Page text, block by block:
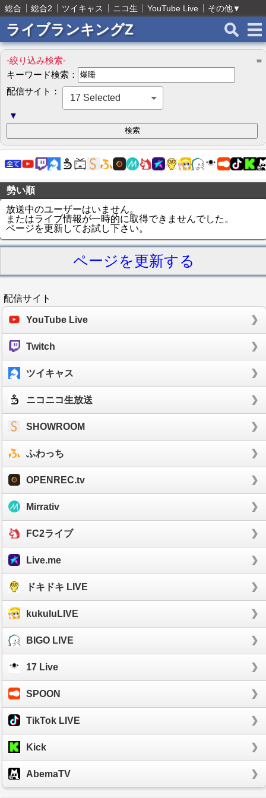
総合 総合2 ツイキャス ニコ生 YouTube Live その他▼
ライブランキングZ
-絞り込み検索-
＝
キーワード検索：
配信サイト：
17 Selected
▼
勢い順
放送中のユーザーはいません。
またはライブ情報が一時的に取得できませんでした。
ページを更新してお試し下さい。
ページを更新する
配信サイト
YouTube Live
Twitch
ツイキャス
ニコニコ生放送
SHOWROOM
ふわっち
OPENREC.tv
Mirrativ
FC2ライブ
Live.me
ドキドキ LIVE
kukuluLIVE
BIGO LIVE
17 Live
SPOON
TikTok LIVE
Kick
AbemaTV